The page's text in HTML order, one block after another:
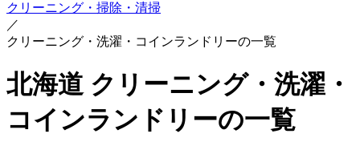
クリーニング・掃除・清掃
／
クリーニング・洗濯・コインランドリーの一覧
北海道 クリーニング・洗濯・
コインランドリーの一覧